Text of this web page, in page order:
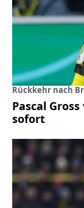
Rückkehr nach
Pascal
sofort